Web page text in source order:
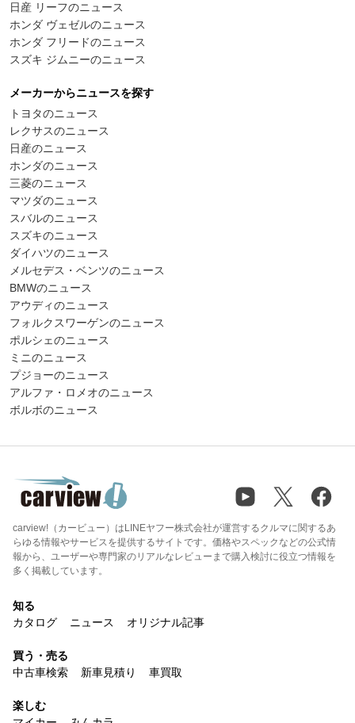
日産 リーフのニュース
ホンダ ヴェゼルのニュース
ホンダ フリードのニュース
スズキ ジムニーのニュース
メーカーからニュースを探す
トヨタのニュース
レクサスのニュース
日産のニュース
ホンダのニュース
三菱のニュース
マツダのニュース
スバルのニュース
スズキのニュース
ダイハツのニュース
メルセデス・ベンツのニュース
BMWのニュース
アウディのニュース
フォルクスワーゲンのニュース
ポルシェのニュース
ミニのニュース
プジョーのニュース
アルファ・ロメオのニュース
ボルボのニュース
carview!（カービュー）はLINEヤフー株式会社が運営するクルマに関するあ
らゆる情報やサービスを提供するサイトです。価格やスペックなどの公式情
報から、ユーザーや専門家のリアルなレビューまで購入検討に役立つ情報を
多く掲載しています。
知る
カタログ
ニュース オリジナル記事
買う・売る
中古車検索
新車見積り 車買取
楽しむ